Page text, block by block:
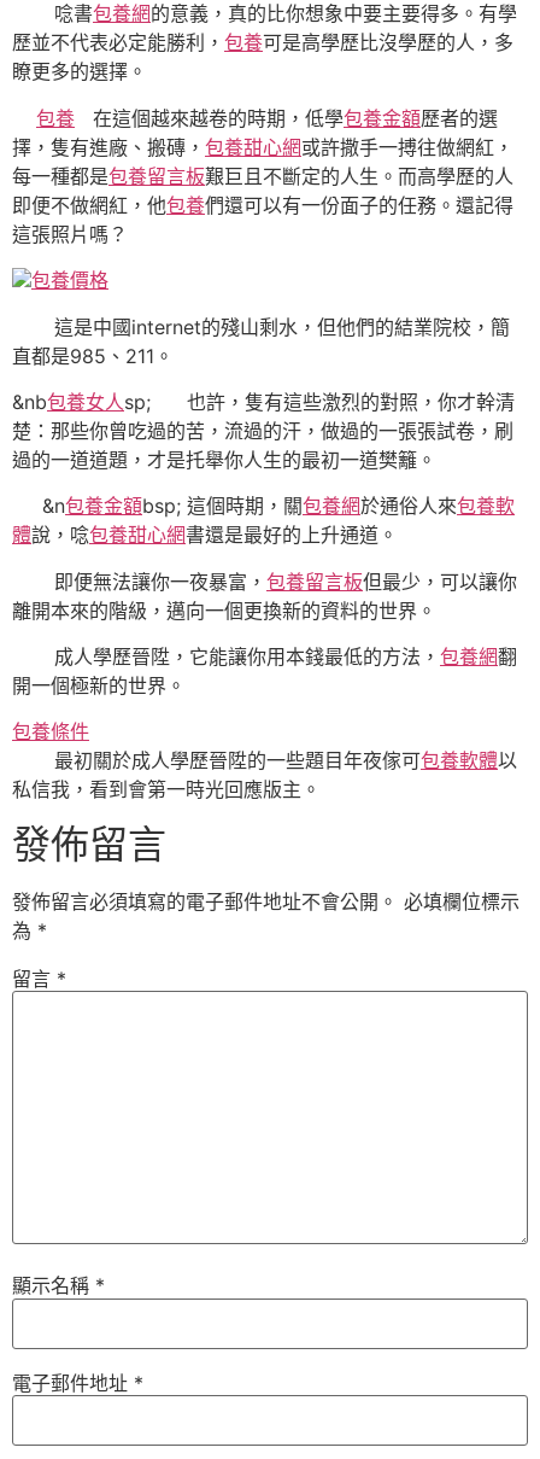
唸書包養網的意義，真的比你想象中要主要得多。有學
歷並不代表必定能勝利， 包養可是高學歷比沒學歷的人，多
瞭更多的選擇。
包養 在這個越來越卷的時期，低學包養金額歷者的選
擇，隻有進廠、搬磚， 包養甜心網或許撒手一搏往做網紅，
每一種都是包養留言板艱巨且不斷定的人生。而高學歷的人
即便不做網紅，他包養們還可以有一份面子的任務。還記得
這張照片嗎？
包養價格
這是中國internet的殘山剩水，但他們的結業院校，簡
直都是985、211。
&nb包養女人sp; 也許，隻有這些激烈的對照，你才幹清
楚：那些你曾吃過的苦，流過的汗，做過的一張張試卷，刷
過的一道道題，才是托舉你人生的最初一道樊籬。
&n包養金額bsp; 這個時期，關包養網於通俗人來包養軟
體說，唸包養甜心網書還是最好的上升通道。
即便無法讓你一夜暴富， 包養留言板但最少，可以讓你
離開本來的階級，邁向一個更換新的資料的世界。
成人學歷晉陞，它能讓你用本錢最低的方法， 包養網翻
開一個極新的世界。
包養條件
最初關於成人學歷晉陞的一些題目年夜傢可包養軟體以
私信我，看到會第一時光回應版主。
發佈留言
發佈留言必須填寫的電子郵件地址不會公開。 必填欄位標示
為 *
留言 *
顯示名稱 *
電子郵件地址 *